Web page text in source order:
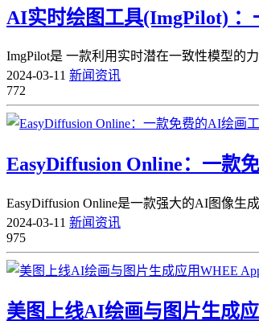
AI实时绘图工具(ImgPilot)
ImgPilot是 一款利用实时潜在一致性模型的
2024-03-11 新闻资讯
772
EasyDiffusion Online：一款
EasyDiffusion Online是一款强大的AI图像
2024-03-11 新闻资讯
975
美图上线AI绘画与图片生成